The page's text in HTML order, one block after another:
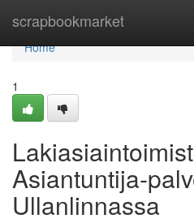
scrapbookmarket
Home
Home
1
Asiantuntija-
Ullanlinnassa